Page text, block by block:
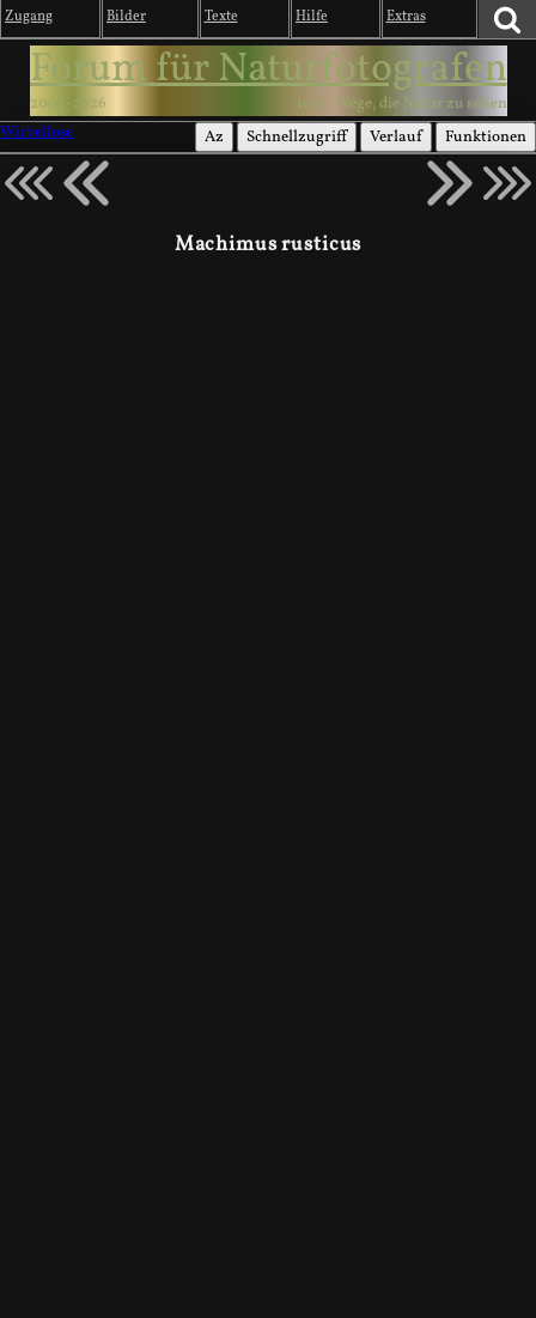
Zugang Bilder Texte Hilfe Extras
Forum für Naturfotografen
2003-2026
1000 Wege, die Natur zu sehen
Wirbellose
Az Schnellzugriff Verlauf Funktionen
Machimus rusticus